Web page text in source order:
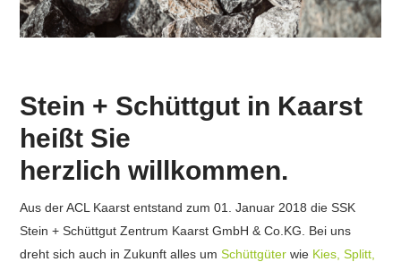
Stein + Schüttgut in Kaarst
heißt Sie
herzlich willkommen.
Aus der ACL Kaarst entstand zum 01. Januar 2018 dieSSK
Stein + Schüttgut Zentrum Kaarst GmbH & Co.KG. Bei uns
dreht sich auch in Zukunft alles umSchüttgüter wie Kies, Splitt,